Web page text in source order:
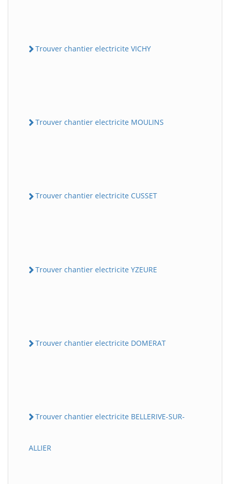
Trouver chantier electricite VICHY
Trouver chantier electricite MOULINS
Trouver chantier electricite CUSSET
Trouver chantier electricite YZEURE
Trouver chantier electricite DOMERAT
Trouver chantier electricite BELLERIVE-SUR-
ALLIER